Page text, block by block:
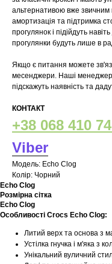
альтернативою вже
амортизація та підтримка
прогулянок і підійдуть
прогулянки будуть лише в
Якщо є питання можете
месенджери. Наші
підскажуть наявність та
КОНТАКТ
+38 068 410
Viber
Модель: Echo Clog
Колір: Чорний
Echo Clog
Розмірна сітка
Echo Clog
Особливості Crocs Echo Clog:
Литий верх та основа з
Устілка гнучка і м'яка з
Унікальний вуличний